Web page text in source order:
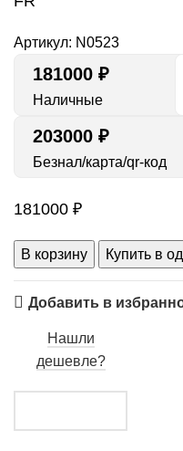
Артикул: N0523
181000 ₽
Наличные
203000 ₽
Безнал/карта/qr-код
181000 ₽
В корзину Купить в
Добавить в
Нашли
дешевле?